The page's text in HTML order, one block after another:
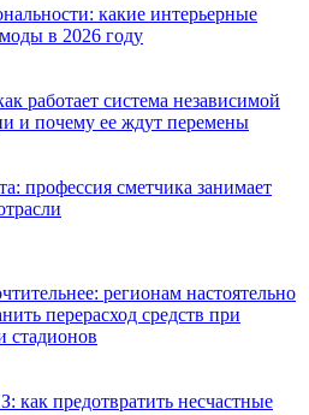
какие интерьерные
в 2026 году
работает система независимой
и почему ее ждут перемены
профессия сметчика занимает
регионам настоятельно
перерасход средств при
стадионов
предотвратить несчастные